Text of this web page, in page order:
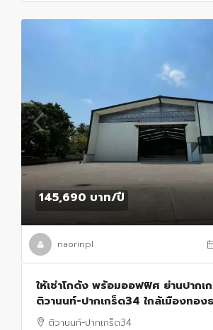
145,690 บาท/ปี
naorinpl
ให้เช่าโกดัง พร้อมออฟฟิศ ย่านปากเ
ติวานนท์-ปากเกร็ด34 ใกล้เมืองทอง
16 คันติวานนท์-ปากเกร็ด34